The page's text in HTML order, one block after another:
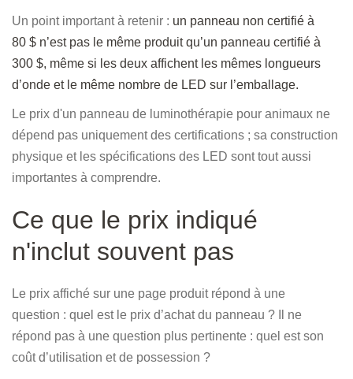
Un point important à retenir : un panneau non certifié à
80 $ n’est pas le même produit qu’un panneau certifié à
300 $, même si les deux affichent les mêmes longueurs
d’onde et le même nombre de LED sur l’emballage.
Le prix d'un panneau de luminothérapie pour animaux ne
dépend pas uniquement des certifications ; sa construction
physique et les spécifications des LED sont tout aussi
importantes à comprendre.
Ce que le prix indiqué
n'inclut souvent pas
Le prix affiché sur une page produit répond à une
question : quel est le prix d’achat du panneau ? Il ne
répond pas à une question plus pertinente : quel est son
coût d’utilisation et de possession ?